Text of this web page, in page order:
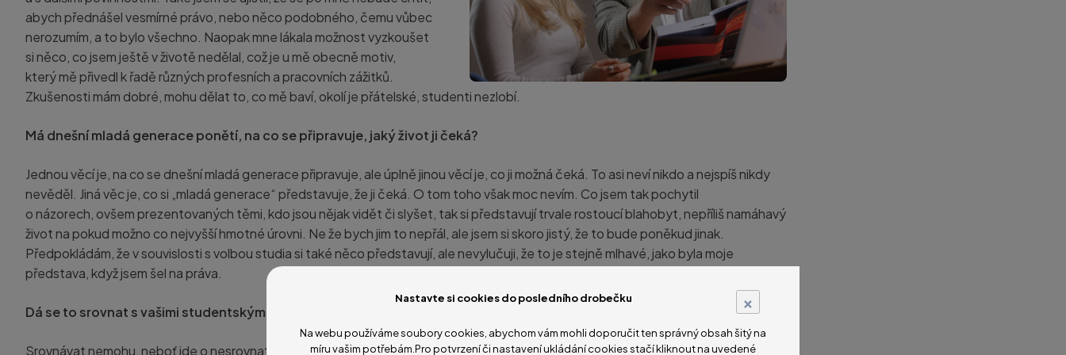
abych přednášel vesmírné právo, nebo něco podobného, čemu vůbec
nerozumím, a to bylo všechno. Naopak mne lákala možnost vyzkoušet
si něco, co jsem ještě v životě nedělal, což je u mě obecně motiv,
který mě přivedl k řadě různých profesních a pracovních zážitků.
Zkušenosti mám dobré, mohu dělat to, co mě baví, okolí je přátelské, studenti nezlobí.
Má dnešní mladá generace ponětí, na co se připravuje, jaký život ji čeká?
Jednou věcí je, na co se dnešní mladá generace připravuje, ale úplně jinou věcí je, co ji možná čeká. To asi neví nikdo a nejspíš nikdy
nevěděl. Jiná věc je, co si „mladá generace“ představuje, že ji čeká. O tom toho však moc nevím. Co jsem tak pochytil
o názorech, ovšem prezentovaných těmi, kdo jsou nějak vidět či slyšet, tak si představují trvale rostoucí blahobyt, nepříliš namáhavý
život na pokud možno co nejvyšší hmotné úrovni. Ne že bych jim to nepřál, ale jsem si skoro jistý, že to bude poněkud jinak.
Předpokládám, že v souvislosti s volbou studia si také něco představují, ale nevylučuji, že to je stejně mlhavé, jako byla moje
představa, když jsem šel na práva.
Dá se to srovnat s vašimi studentskými roky?
Srovnávat nemohu, neboť jde o nesrovnatelné. Za těch 50 let se změnilo v podstatě všechno včetně politického režimu. Máme
×
Nastavte si cookies do posledního drobečku
Na webu používáme soubory cookies, abychom vám mohli doporučit ten správný obsah šitý na
míru vašim potřebám.Pro potvrzení či nastavení ukládání cookies stačí kliknout na uvedené